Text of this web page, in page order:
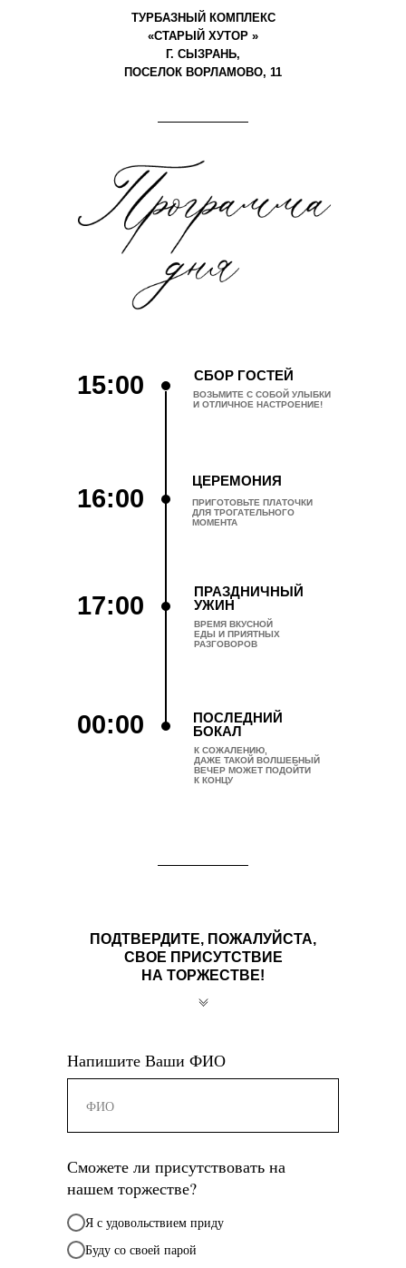
ТУРБАЗНЫЙ КОМПЛЕКС
«СТАРЫЙ ХУТОР »
Г. СЫЗРАНЬ,
ПОСЕЛОК ВОРЛАМОВО, 11
ЦЕРЕМОНИЯ
ПРИГОТОВЬТЕ ПЛАТОЧКИ
ДЛЯ ТРОГАТЕЛЬНОГО
МОМЕНТА
СБОР ГОСТЕЙ
ВОЗЬМИТЕ С СОБОЙ УЛЫБКИ
И ОТЛИЧНОЕ НАСТРОЕНИЕ!
ПРАЗДНИЧНЫЙ
УЖИН
ВРЕМЯ ВКУСНОЙ
ЕДЫ И ПРИЯТНЫХ
РАЗГОВОРОВ
ПОСЛЕДНИЙ
БОКАЛ
К СОЖАЛЕНИЮ,
ДАЖЕ ТАКОЙ ВОЛШЕБНЫЙ
ВЕЧЕР МОЖЕТ ПОДОЙТИ
К КОНЦУ
15:00
16:00
17:00
00:00
ПОДТВЕРДИТЕ, ПОЖАЛУЙСТА,
СВОЕ ПРИСУТСТВИЕ
НА ТОРЖЕСТВЕ!
Напишите Ваши ФИО
Сможете ли присутствовать на
нашем торжестве?
Я с удовольствием приду
Буду со своей парой